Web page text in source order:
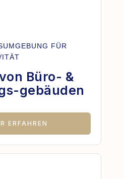
FÜR
Büro- &
gebäuden
ERFAHREN